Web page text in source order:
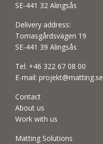
SE-441 32 Alingsås
Delivery address:
Tomasgårdsvägen 19
SE-441 39 Alingsås
Tel: +46 322 67 08 00
E-mail: projekt@matting.se
Contact
About us
Work with us
Matting Solutions